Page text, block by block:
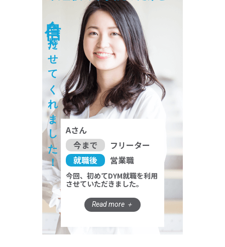
を持たせてくれました！
Aさん
今まで
フリーター
就職後
営業職
今回、初めてDYM就職を利用
させていただきました。